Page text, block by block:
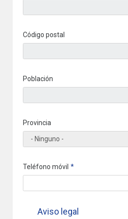
Código postal
Población
Provincia
Teléfono móvil
Aviso legal